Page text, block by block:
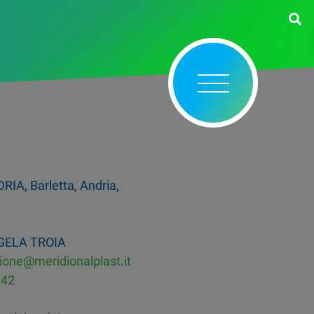
Barletta, Andria,
TROIA